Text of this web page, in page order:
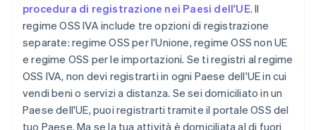
procedura di registrazione nei Paesi dell'UE. Il
regime OSS IVA include tre opzioni di registrazione
separate: regime OSS per l'Unione, regime OSS non UE
e regime OSS per le importazioni. Se ti registri al regime
OSS IVA, non devi registrarti in ogni Paese dell'UE in cui
vendi beni o servizi a distanza. Se sei domiciliato in un
Paese dell'UE, puoi registrarti tramite il portale OSS del
tuo Paese. Ma se la tua attività è domiciliata al di fuori